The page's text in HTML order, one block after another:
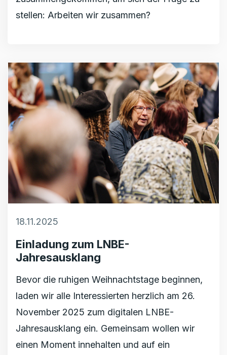
stellen: Arbeiten wir zusammen?
18.11.2025
Einladung zum LNBE-
Jahresausklang
Bevor die ruhigen Weihnachtstage beginnen,
laden wir alle Interessierten herzlich am 26.
November 2025 zum digitalen LNBE-
Jahresausklang ein. Gemeinsam wollen wir
einen Moment innehalten und auf ein